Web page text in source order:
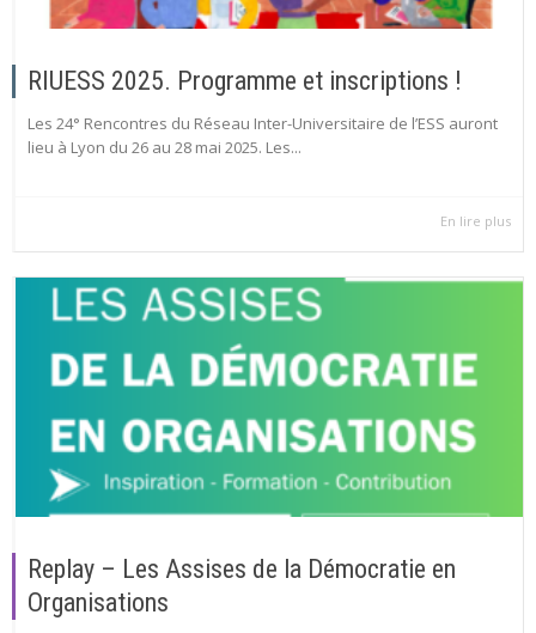
RIUESS 2025. Programme et inscriptions !
Les 24° Rencontres du Réseau Inter-Universitaire de l’ESS auront
lieu à Lyon du 26 au 28 mai 2025. Les...
En lire plus
Replay – Les Assises de la Démocratie en
Organisations